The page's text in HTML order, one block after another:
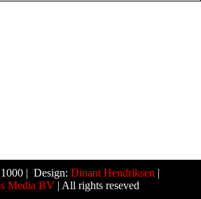
| Design:Dinant Hendriksen |
Media BV| All rights reseved